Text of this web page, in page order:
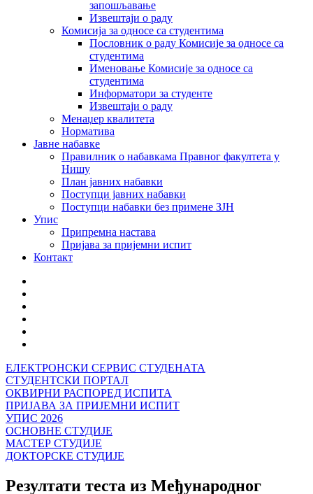
запошљавање
Извештаји о раду
Комисија за односе са студентима
Пословник о раду Комисије за односе са
студентима
Именовање Комисије за односе са
студентима
Информатори за студенте
Извештаји о раду
Менаџер квалитета
Норматива
Јавне набавке
Правилник о набавкама Правног факултета у
Нишу
План јавних набавки
Поступци јавних набавки
Поступци набавки без примене ЗЈН
Упис
Припремна настава
Пријава за пријемни испит
Контакт
ЕЛЕКТРОНСКИ СЕРВИС СТУДЕНАТА
СТУДЕНТСКИ ПОРТАЛ
ОКВИРНИ РАСПОРЕД ИСПИТА
ПРИЈАВА ЗА ПРИЈЕМНИ ИСПИТ
УПИС 2026
ОСНОВНЕ СТУДИЈЕ
МАСТЕР СТУДИЈЕ
ДОКТОРСКЕ СТУДИЈЕ
Резултати теста из Међународног